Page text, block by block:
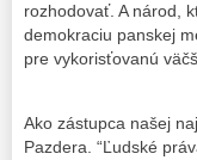
rozhodovať. A národ,
demokraciu panskej
pre vykorisťovanú
Ako zástupca našej
Pazdera. “Ľudské